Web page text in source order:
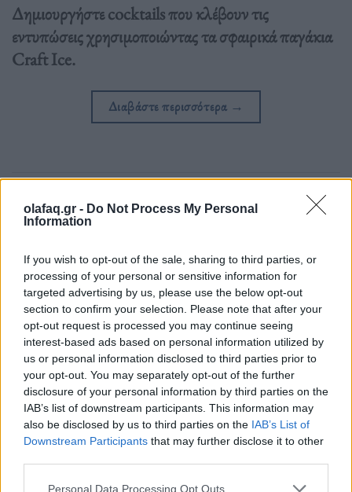
olafaq.gr - Do Not Process My Personal
Information
If you wish to opt-out of the sale, sharing to third parties, or
processing of your personal or sensitive information for
targeted advertising by us, please use the below opt-out
section to confirm your selection. Please note that after your
opt-out request is processed you may continue seeing
interest-based ads based on personal information utilized by
us or personal information disclosed to third parties prior to
your opt-out. You may separately opt-out of the further
disclosure of your personal information by third parties on the
IAB’s list of downstream participants. This information may
also be disclosed by us to third parties on the IAB’s List of
Downstream Participants that may further disclose it to other
Personal Data Processing Opt Outs
Δημιουργήστε cocktails που κλέβουν τις
εντυπώσεις χρησιμοποιώντας τα σφαιρικά παγάκια
Craft Ice.
Διαβάστε περισσότερα →
Δείτε επίσης